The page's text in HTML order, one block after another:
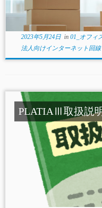
2023年5月24日in 01_オフィ
法人向けインターネット回線
PLATIAⅢ取扱説